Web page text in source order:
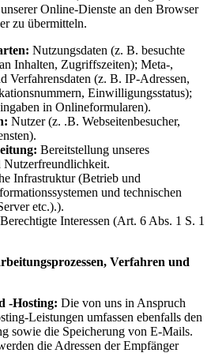
Online-Dienste an den Browser
zu übermitteln.
Nutzungsdaten (z. B. besuchte
Inhalten, Zugriffszeiten); Meta-,
Verfahrensdaten (z. B. IP-Adressen,
Einwilligungsstatus);
in Onlineformularen).
Nutzer (z. .B. Webseitenbesucher,
Bereitstellung unseres
Nutzerfreundlichkeit.
Infrastruktur (Betrieb und
und technischen
etc.).).
Berechtigte Interessen (Art. 6 Abs. 1 S. 1
Verfahren und
-Hosting: Die von uns in Anspruch
Leistungen umfassen ebenfalls den
sowie die Speicherung von E-Mails.
die Adressen der Empfänger